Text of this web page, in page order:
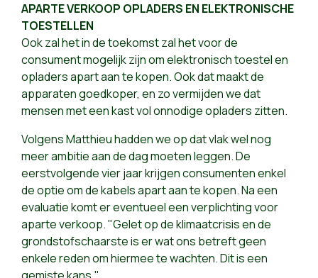
APARTE VERKOOP OPLADERS EN ELEKTRONISCHE
TOESTELLEN
Ook zal het in de toekomst zal het voor de
consument mogelijk zijn om elektronisch toestel en
opladers apart aan te kopen. Ook dat maakt de
apparaten goedkoper, en zo vermijden we dat
mensen met een kast vol onnodige opladers zitten.
Volgens Matthieu hadden we op dat vlak wel nog
meer ambitie aan de dag moeten leggen. De
eerstvolgende vier jaar krijgen consumenten enkel
de optie om de kabels apart aan te kopen. Na een
evaluatie komt er eventueel een verplichting voor
aparte verkoop. "Gelet op de klimaatcrisis en de
grondstofschaarste is er wat ons betreft geen
enkele reden om hiermee te wachten. Dit is een